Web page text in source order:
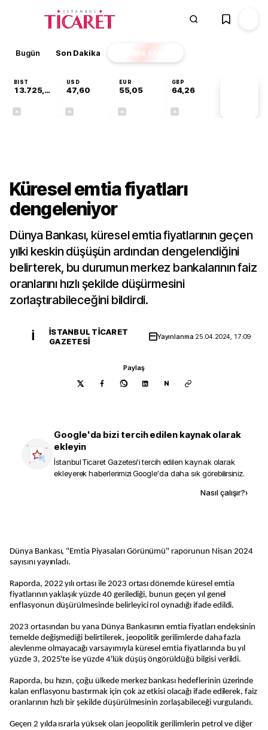
Bugün Son Dakika Finans EKSTRA
BIST
13.725,19
USD
47,60
EUR
55,05
GBP
64,26
Küresel emtia fiyatları
dengeleniyor
Dünya Bankası, küresel emtia fiyatlarının geçen
yılki keskin düşüşün ardından dengelendiğini
belirterek, bu durumun merkez bankalarının faiz
oranlarını hızlı şekilde düşürmesini
zorlaştırabileceğini bildirdi.
İ
İSTANBUL TICARET
GAZETESI
Yayınlanma 25.04.2024, 17:09
Paylaş
N
Google'da bizi tercih edilen kaynak olarak
ekleyin
İstanbul Ticaret Gazetesi'i tercih edilen kaynak olarak
ekleyerek haberlerimizi Google'da daha sık görebilirsiniz.
Nasıl çalışır?›
Dünya Bankası, "Emtia Piyasaları Görünümü" raporunun Nisan 2024
sayısını yayınladı.
Raporda, 2022 yılı ortası ile 2023 ortası dönemde küresel emtia
fiyatlarının yaklaşık yüzde 40 gerilediği, bunun geçen yıl genel
enflasyonun düşürülmesinde belirleyici rol oynadığı ifade edildi.
2023 ortasından bu yana Dünya Bankasının emtia fiyatları endeksinin
temelde değişmediği belirtilerek, jeopolitik gerilimlerde daha fazla
alevlenme olmayacağı varsayımıyla küresel emtia fiyatlarında bu yıl
yüzde 3, 2025'te ise yüzde 4'lük düşüş öngörüldüğü bilgisi verildi.
Raporda, bu hızın, çoğu ülkede merkez bankası hedeflerinin üzerinde
kalan enflasyonu bastırmak için çok az etkisi olacağı ifade edilerek, faiz
oranlarının hızlı bir şekilde düşürülmesinin zorlaşabileceği vurgulandı.
Geçen 2 yılda ısrarla yüksek olan jeopolitik gerilimlerin petrol ve diğer